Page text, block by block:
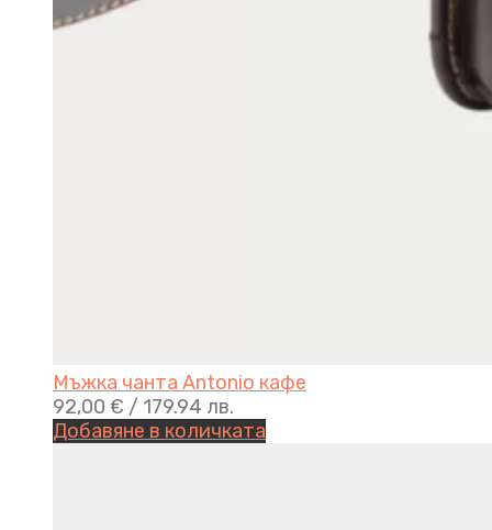
Мъжка чанта Antonio кафе
92,00 € / 179.94 лв.
Добавяне в количката